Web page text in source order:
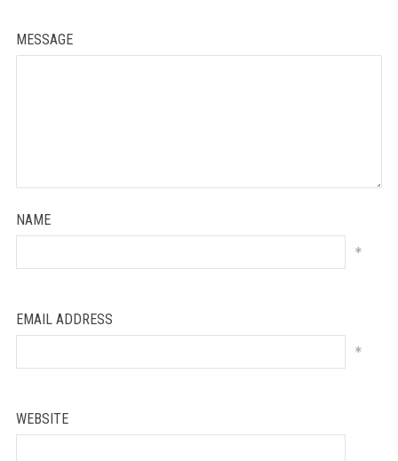
MESSAGE
NAME
*
EMAIL ADDRESS
*
WEBSITE